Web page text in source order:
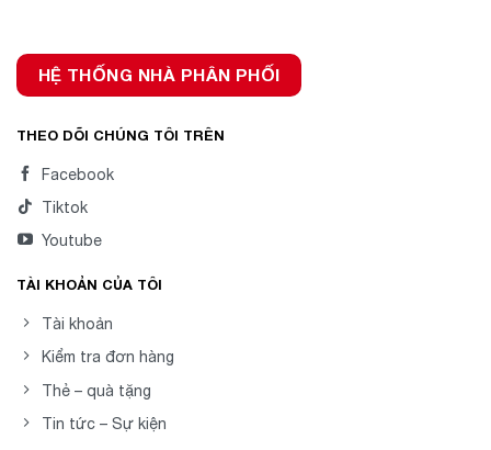
HỆ THỐNG NHÀ PHÂN PHỐI
THEO DÕI CHÚNG TÔI TRÊN
Facebook
Tiktok
Youtube
TÀI KHOẢN CỦA TÔI
Tài khoản
Kiểm tra đơn hàng
Thẻ – quà tặng
Tin tức – Sự kiện